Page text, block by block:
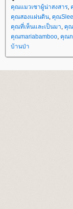
คุณแมวเซาผู้น่าสงสาร,
คุณสองแผ่นดิน, คุณ
คุณที่เห็นและเป็นมา, คุณ
คุณmariabamboo, คุณ
บ้านป่า